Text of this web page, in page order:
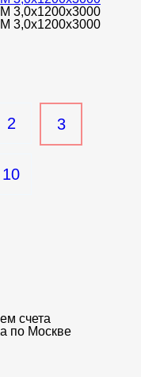
(ДЛЯ ПОЛА),
2 3
10
счета
по Москве